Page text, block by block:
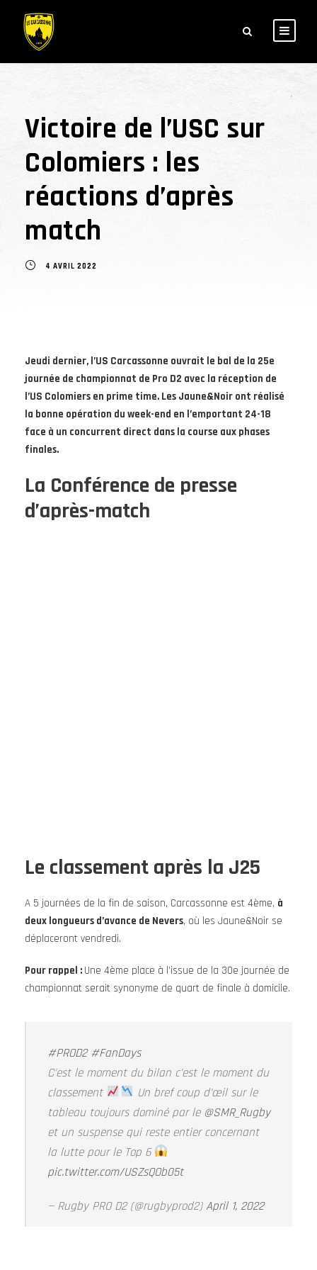
Victoire de l’USC sur
Colomiers : les
réactions d’après
match
4 AVRIL 2022
Jeudi dernier, l’US Carcassonne ouvrait le bal de la 25e
journée de championnat de Pro D2 avec la réception de
l’US Colomiers en prime time. Les Jaune&Noir ont réalisé
la bonne opération du week-end en l’emportant 24-18
face à un concurrent direct dans la course aux phases
finales.
La Conférence de presse
d’après-match
Le classement après la J25
A 5 journées de la fin de saison, Carcassonne est 4ème, à
deux longueurs d’avance de Nevers, où les Jaune&Noir se
déplaceront vendredi.
Pour rappel : Une 4ème place à l’issue de la 30e journée de
championnat serait synonyme de quart de finale à domicile.
#PROD2 #FanDays
C'est le moment du bilan c'est le moment du
classement
Un bref coup d'œil sur le
tableau toujours dominé par le @SMR_Rugby
et un suspense qui reste entier concernant
la lutte pour le Top 6
pic.twitter.com/USZsQOb05t
— Rugby PRO D2 (@rugbyprod2)April 1, 2022